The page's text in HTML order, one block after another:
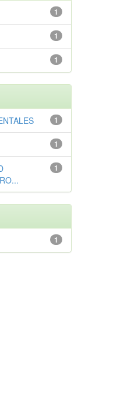
1
1
1
1
1
1
1